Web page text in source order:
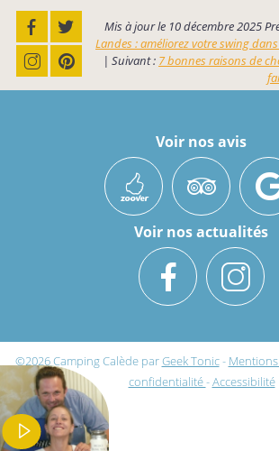
Mis à jour le 10 décembre 2025
Landes : améliorez votre swing
| Suivant : 7 bonnes raisons de
Voir nos avis
Voir nos actualités
©2026Camping CalèdeparGeek Tonic-
confidentialité-Accessibilité